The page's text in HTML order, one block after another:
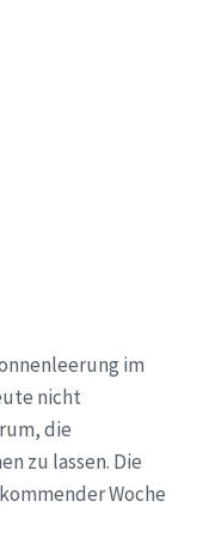
im
nicht
die
zu lassen. Die
Woche